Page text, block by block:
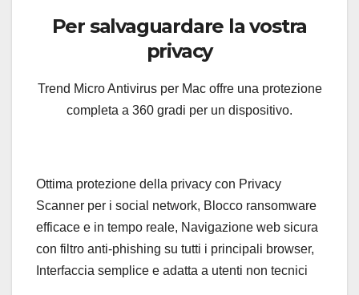
Per salvaguardare la vostra
privacy
Trend Micro Antivirus per Mac offre una protezione
completa a 360 gradi per un dispositivo.
Ottima protezione della privacy con Privacy
Scanner per i social network, Blocco ransomware
efficace e in tempo reale, Navigazione web sicura
con filtro anti-phishing su tutti i principali browser,
Interfaccia semplice e adatta a utenti non tecnici